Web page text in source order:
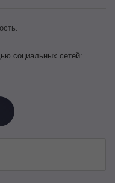
социальных сетей: